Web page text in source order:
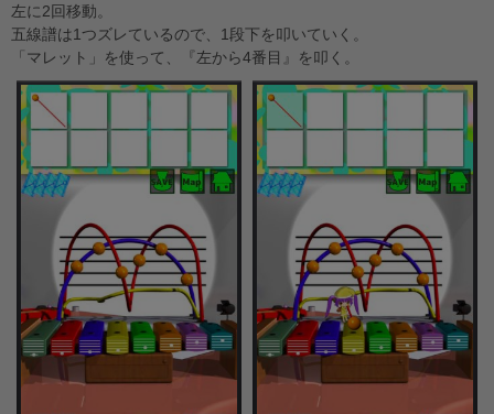
左に2回移動。
五線譜は1つズレているので、1段下を叩いていく。
「マレット」を使って、『左から4番目』を叩く。